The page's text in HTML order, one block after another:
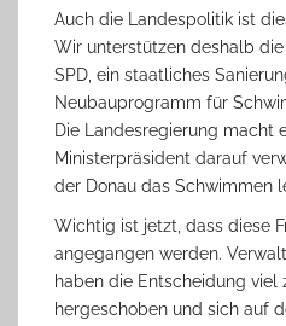
Auch die Landespolitik ist
Wir unterstützen deshalb
SPD, ein staatliches
Neubauprogramm für
Die Landesregierung macht
Ministerpräsident darauf
der Donau das Schwimmen
Wichtig ist jetzt, dass diese
angegangen werden.
haben die Entscheidung viel
hergeschoben und sich auf